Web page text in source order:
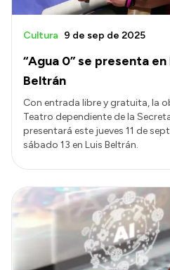
Compras y licitaciones
Consulta de expedientes
Convocatorias
Intranet
Login
“Agua 0” se presenta
Beltrán
Cultura 9 de sep de 2025
Con entrada libre y gratuita, la
Teatro dependiente de la
presentará este jueves 11 de
sábado 13 en Luis Beltrán.